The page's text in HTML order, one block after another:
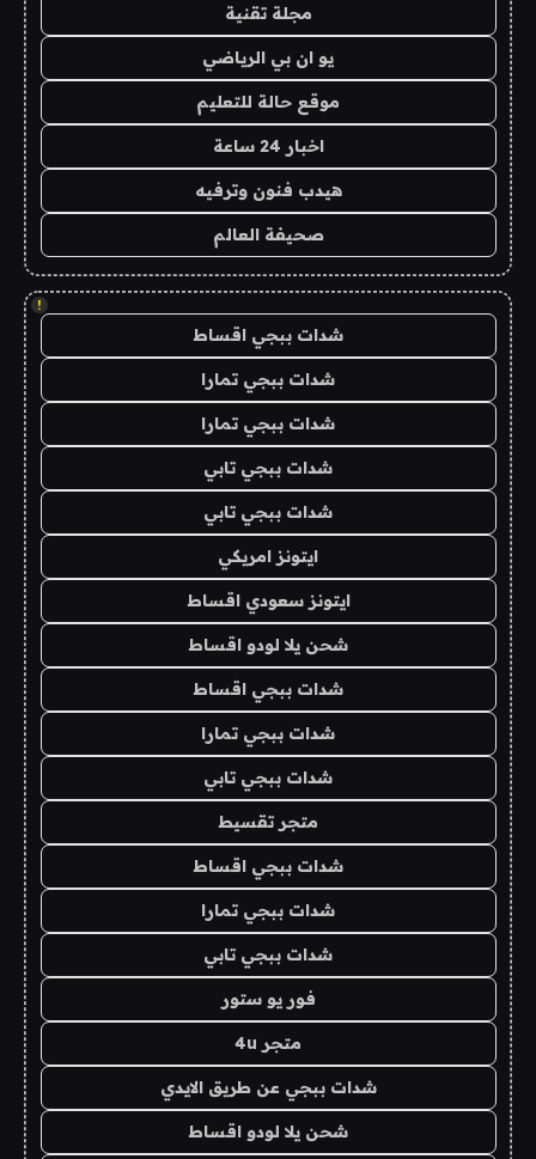
مجلة تقنية
يو ان بي الرياضي
موقع حالة للتعليم
اخبار 24 ساعة
هيدب فنون وترفيه
صحيفة العالم
!
شدات ببجي اقساط
شدات ببجي تمارا
شدات ببجي تمارا
شدات ببجي تابي
شدات ببجي تابي
ايتونز امريكي
ايتونز سعودي اقساط
شحن يلا لودو اقساط
شدات ببجي اقساط
شدات ببجي تمارا
شدات ببجي تابي
متجر تقسيط
شدات ببجي اقساط
شدات ببجي تمارا
شدات ببجي تابي
فور يو ستور
متجر 4u
شدات ببجي عن طريق الايدي
شحن يلا لودو اقساط